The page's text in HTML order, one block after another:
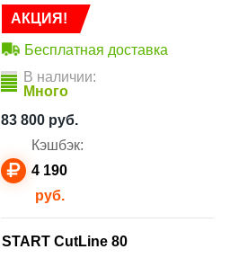
АКЦИЯ!
Бесплатная доставка
В наличии:
Много
83 800 руб.
Кэшбэк:
4 190
руб.
START CutLine 80